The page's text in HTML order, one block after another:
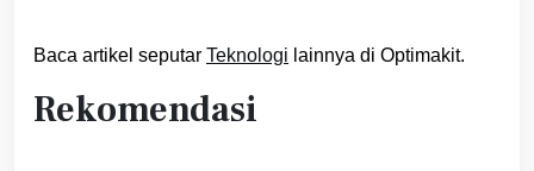
Baca artikel seputar Teknologi lainnya di Optimakit.
Rekomendasi